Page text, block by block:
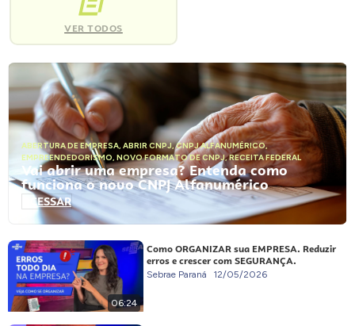
VER TODOS
ABERTURA DE EMPRESA, ABRIR CNPJ,CNPJ ALFANUMÉRICO,
EMPREENDEDORISMO, NOVO FORMATO DE CNPJ,RECEITA FEDERAL
Vai abrir uma empresa? Entenda como
funciona o novo CNPJ Alfanumérico
ACESSAR
06:24
Como ORGANIZAR sua EMPRESA. Reduzir
erros e crescer com SEGURANÇA.
Sebrae Paraná 12/05/2026